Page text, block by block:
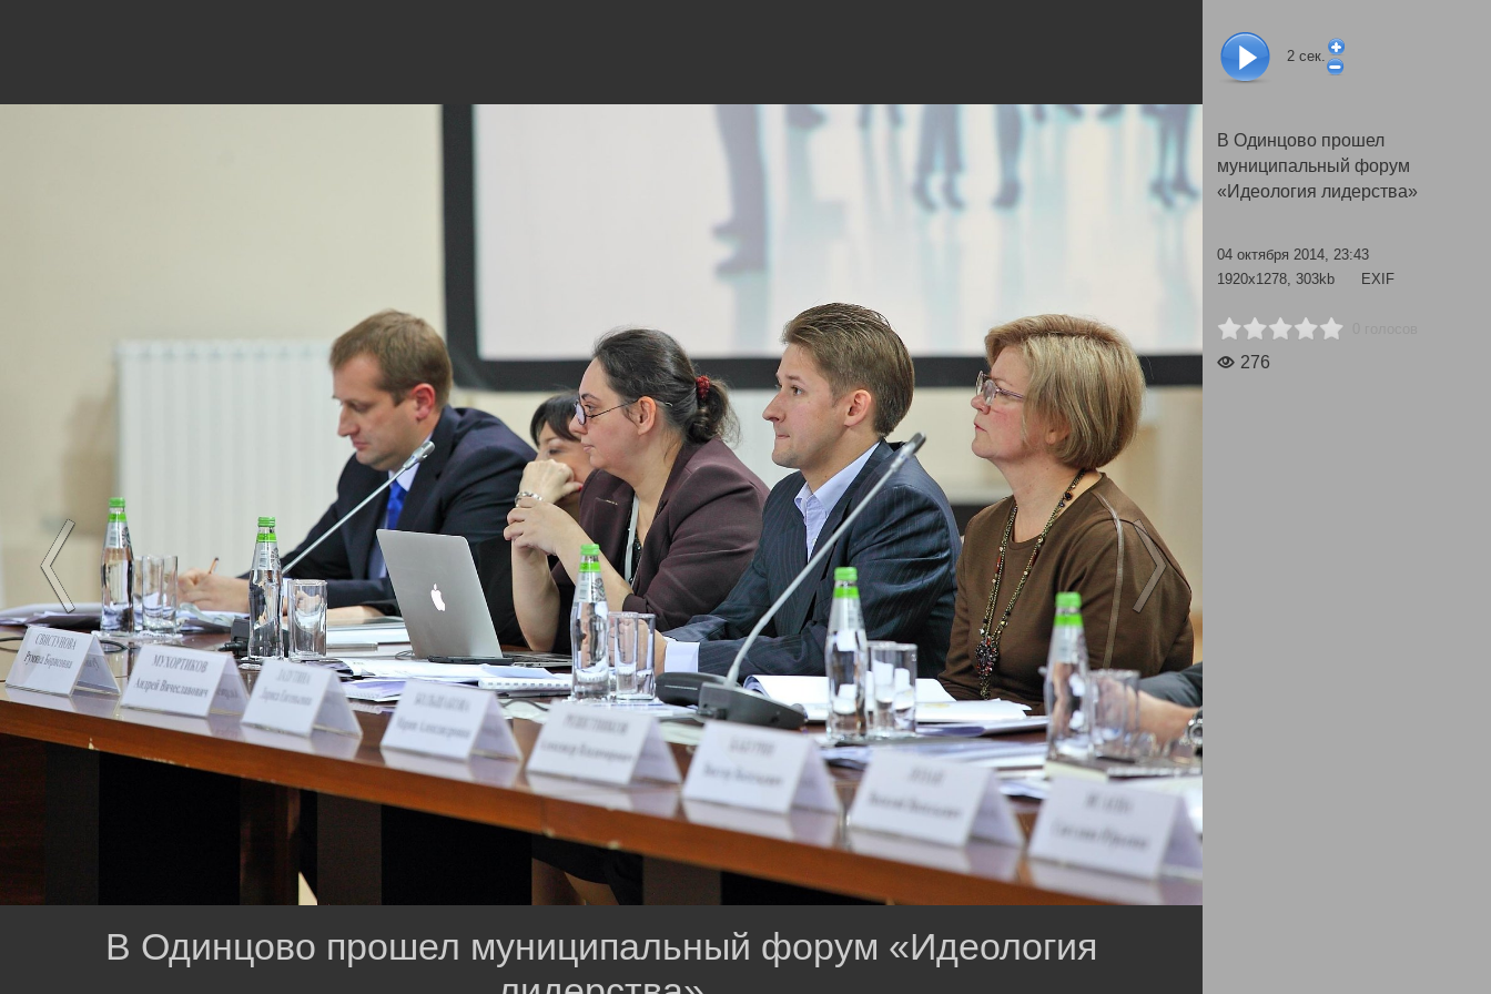
2 сек.
В Одинцово прошел
муниципальный форум
«Идеология лидерства»
04 октября 2014, 23:43
1920x1278, 303kb
EXIF
276
В Одинцово прошел муниципальный форум «Идеология